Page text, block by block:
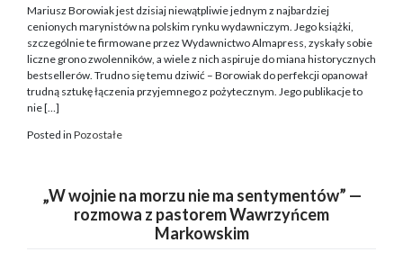
Mariusz Borowiak jest dzisiaj niewątpliwie jednym z najbardziej
cenionych marynistów na polskim rynku wydawniczym. Jego książki,
szczególnie te firmowane przez Wydawnictwo Almapress, zyskały sobie
liczne grono zwolenników, a wiele z nich aspiruje do miana historycznych
bestsellerów. Trudno się temu dziwić – Borowiak do perfekcji opanował
trudną sztukę łączenia przyjemnego z pożytecznym. Jego publikacje to
nie […]
Posted in Pozostałe
„W wojnie na morzu nie ma sentymentów” —
rozmowa z pastorem Wawrzyńcem
Markowskim